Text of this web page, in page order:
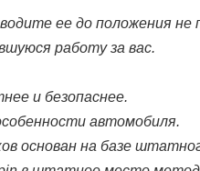
ее до положения не
работу за вас.
и безопаснее.
автомобиля.
основан на базе